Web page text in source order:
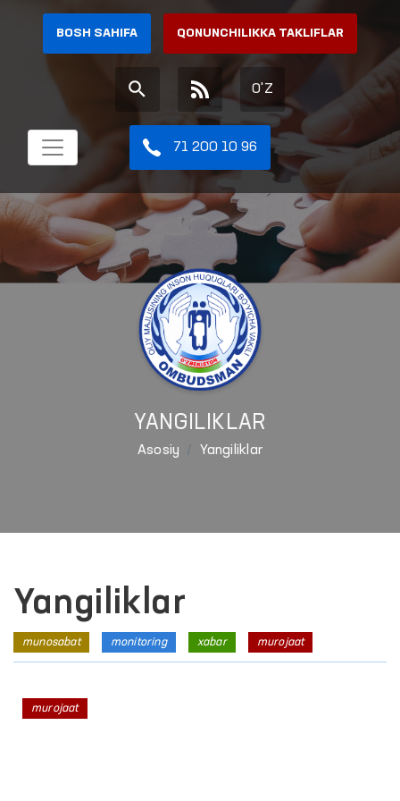
BOSH SAHIFA QONUNCHILIKKA TAKLIFLAR
O'Z
71 200 10 96
YANGILIKLAR
Asosiy Yangiliklar
Yangiliklar
munosabat monitoring xabar murojaat
murojaat